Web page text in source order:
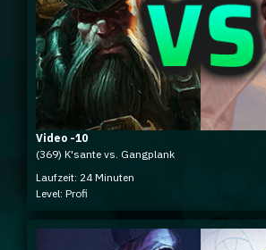
Video -10
(369) K'sante vs. Gangplank
Laufzeit: 24 Minuten
Level: Profi